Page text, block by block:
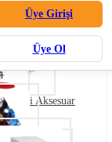
Pi Aksesuar
Üye Girişi
Üye Ol